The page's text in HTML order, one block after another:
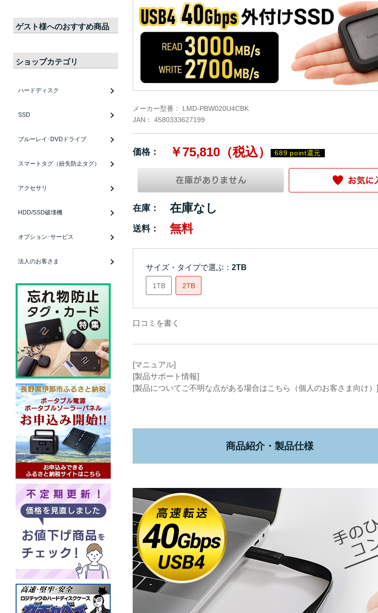
メーカー型番：
LMD-PBW020U4CBK
JAN：
4580333627199
価格： ￥75,810 （税込） 689 point還元
在庫： 在庫なし
送料： 無料
サイズ・タイプで選ぶ： 2TB
1TB 2TB
口コミを書く
[マニュアル]
[製品サポート情報]
[製品についてご不明な点がある場合はこちら（個人のお客さま向け）]
商品紹介・製品仕様
ゲスト様へのおすすめ商品
ショップカテゴリ
ハードディスク
SSD
ブルーレイ･DVDドライブ
スマートタグ（紛失防止タグ）
アクセサリ
HDD/SSD破壊機
オプション･サービス
法人のお客さま